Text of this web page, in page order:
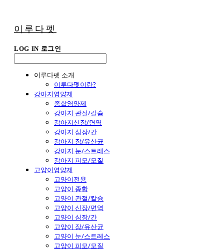
이루다펫
LOG IN 로그인
이루다펫 소개
이루다펫이란?
강아지영양제
종합영양제
강아지 관절/칼슘
강아지신장/면역
강아지 심장/간
강아지 장/유산균
강아지 눈/스트레스
강아지 피모/모질
고양이영양제
고양이전용
고양이 종합
고양이 관절/칼슘
고양이 신장/면역
고양이 심장/간
고양이 장/유산균
고양이 눈/스트레스
고양이 피모/모질